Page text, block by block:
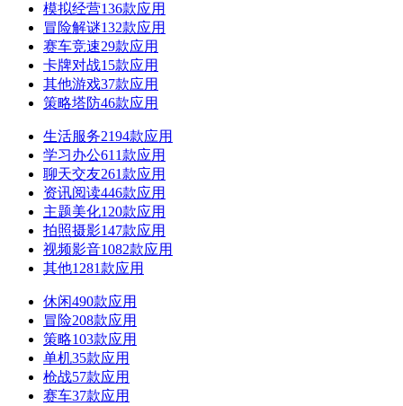
模拟经营136款应用
冒险解谜132款应用
赛车竞速29款应用
卡牌对战15款应用
其他游戏37款应用
策略塔防46款应用
生活服务2194款应用
学习办公611款应用
聊天交友261款应用
资讯阅读446款应用
主题美化120款应用
拍照摄影147款应用
视频影音1082款应用
其他1281款应用
休闲490款应用
冒险208款应用
策略103款应用
单机35款应用
枪战57款应用
赛车37款应用